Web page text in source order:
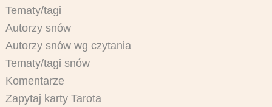
Tematy/tagi
Autorzy snów
Autorzy snów wg czytania
Tematy/tagi snów
Komentarze
Zapytaj karty Tarota